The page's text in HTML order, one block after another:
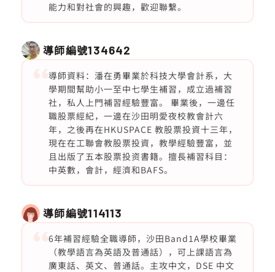
能力和對社會的興趣，歡迎聯繫。
導師編號134642
導師資料：潘在勇畢業於科技大學會計系，大
學期間幫助小一至中七學生補習，成立過補習
社，私人上門補習經驗豐富。 畢業後，一邊任
職股票經紀，一邊在沙田明愛夜校教會計六
年，之後再在HKUSPACE 教股票投資十三年，
現在在工聯會教股票投資，教學經驗豐富，並
且出版了五本股票投资書籍。擅長補習科目：
中英數，會計，經濟和BAFS。
導師編號114113
6年補習經驗全職導師，沙田Band1A學校畢業
（教學語言為英語及普通話），可上課語言為
廣東話、英文、普通話。主攻中文，DSE 中文